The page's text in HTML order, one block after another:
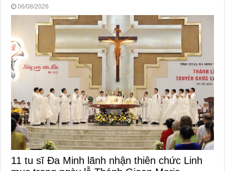
06/08/2026
11 tu sĩ Đa Minh lãnh nhận thiên chức Linh